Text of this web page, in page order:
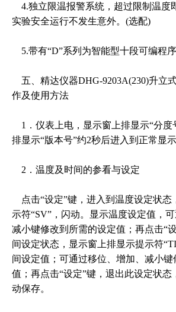
4.独立限温报警系统，超过限制温度
实验安全运行不发生意外。(选配)
5.带有“D”系列为智能型十段可编程序
五、精达仪器DHG-9203A(230)升立
作及使用方法
1．仪表上电，显示窗上排显示“分度
排显示“版本号”约2秒后进入到正常显示
2．温度及时间的参看与设定
点击“设定”键，进入到温度设定状态
示符“SV”，闪动。显示温度设定值，可
减小键修改到所需的设定值；再点击“
间设定状态，显示窗上排显示提示符
间设定值；可通过移位、增加、减小键
值；再点击“设定”键，退出此设定状态
动保存。